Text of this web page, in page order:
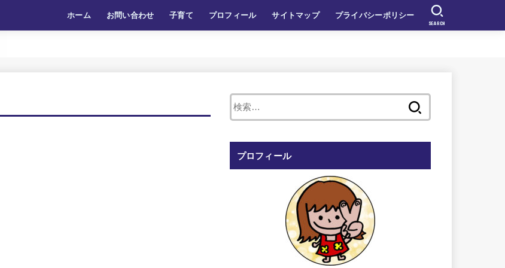
ホーム お問い合わせ 子育て プロフィール サイトマップ プライバシーポリシー
SEARCH
プロフィール